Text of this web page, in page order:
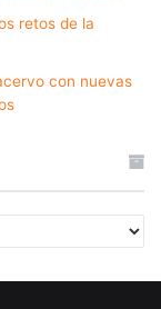
retos de la
con nuevas